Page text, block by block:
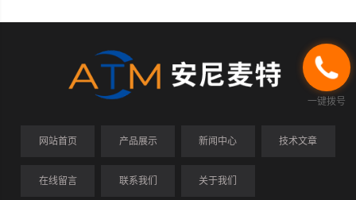
网站首页 产品展示 新闻中心 技术文章
在线留言 联系我们 关于我们
一键拨号